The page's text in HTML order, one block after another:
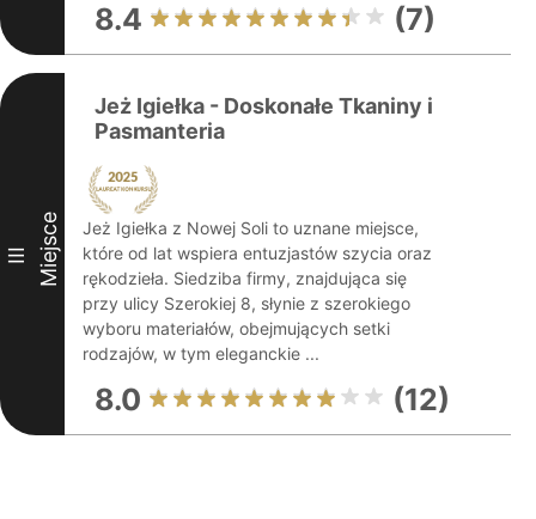
8.4 (7)
III Miejsce
Jeż Igiełka - Doskonałe Tkaniny i
Pasmanteria
Jeż Igiełka z Nowej Soli to uznane miejsce,
które od lat wspiera entuzjastów szycia oraz
rękodzieła. Siedziba firmy, znajdująca się
przy ulicy Szerokiej 8, słynie z szerokiego
wyboru materiałów, obejmujących setki
rodzajów, w tym eleganckie ...
8.0 (12)